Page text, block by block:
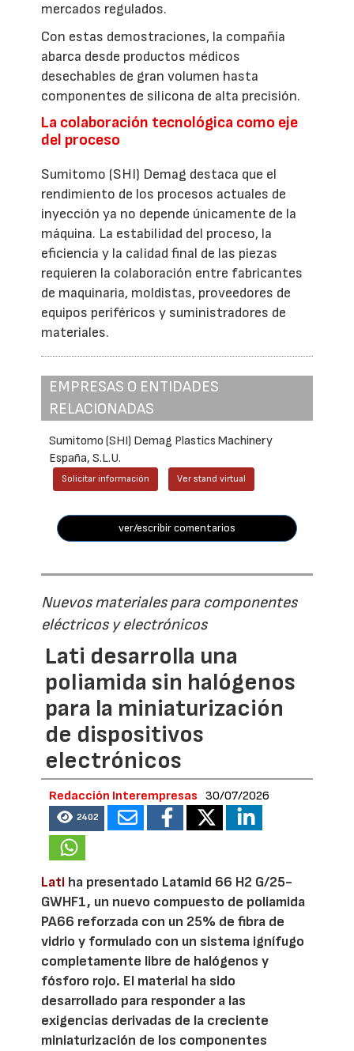
mercados regulados.
Con estas demostraciones, la compañía
abarca desde productos médicos
desechables de gran volumen hasta
componentes de silicona de alta precisión.
La colaboración tecnológica como eje
del proceso
Sumitomo (SHI) Demag destaca que el
rendimiento de los procesos actuales de
inyección ya no depende únicamente de la
máquina. La estabilidad del proceso, la
eficiencia y la calidad final de las piezas
requieren la colaboración entre fabricantes
de maquinaria, moldistas, proveedores de
equipos periféricos y suministradores de
materiales.
EMPRESAS O ENTIDADES
RELACIONADAS
Sumitomo (SHI) Demag Plastics Machinery
España, S.L.U.
Solicitar información Ver stand virtual
ver/escribir comentarios
Nuevos materiales para componentes
eléctricos y electrónicos
Lati desarrolla una
poliamida sin halógenos
para la miniaturización
de dispositivos
electrónicos
Redacción Interempresas 30/07/2026
2402
Lati ha presentado Latamid 66 H2 G/25-
GWHF1, un nuevo compuesto de poliamida
PA66 reforzada con un 25% de fibra de
vidrio y formulado con un sistema ignífugo
completamente libre de halógenos y
fósforo rojo. El material ha sido
desarrollado para responder a las
exigencias derivadas de la creciente
miniaturización de los componentes